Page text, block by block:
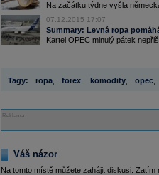
Na začátku týdne vyšla
07.12.2015 17:07
Summary: Levná ropa
Kartel OPEC minulý pátek
Tagy: ropa forex komodity opec
Reklama
Váš názor
Na tomto místě můžete zahájit diskusi.